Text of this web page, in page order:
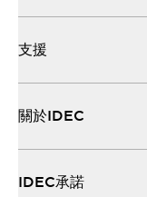
支援
關於IDEC
IDEC承諾